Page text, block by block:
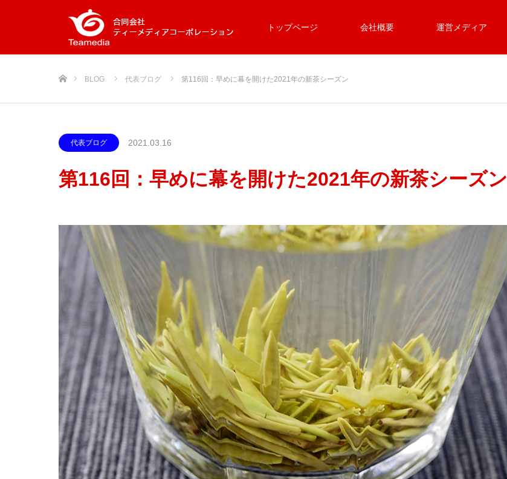
トップページ 会社概要 運営メディア
BLOG 代表ブログ 第116回：早めに幕を開けた2021年の新茶シーズン
代表ブログ 2021.03.16
第116回：早めに幕を開けた2021年の新茶シーズン